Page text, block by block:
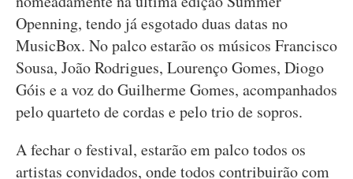
Openning, tendo já esgotado duas datas no
MusicBox. No palco estarão os músicos Francisco
Sousa, João Rodrigues, Lourenço Gomes, Diogo
Góis e a voz do Guilherme Gomes, acompanhados
pelo quarteto de cordas e pelo trio de sopros.
A fechar o festival, estarão em palco todos os
artistas convidados, onde todos contribuirão com